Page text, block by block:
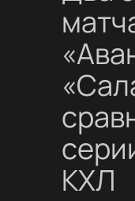
КХЛ